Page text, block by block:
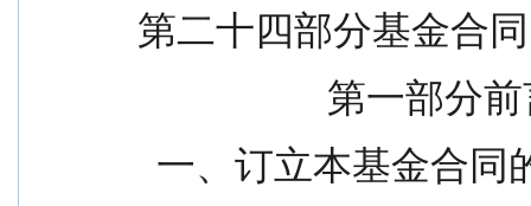
第二十四部分基金合
第一部
一、订立本基金合